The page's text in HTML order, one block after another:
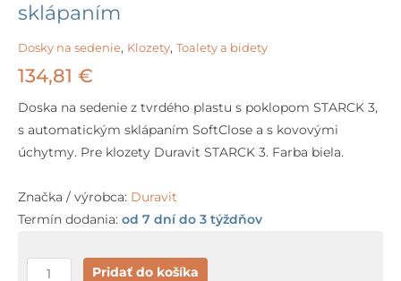
sklápaním
Dosky na sedenie, Klozety, Toalety a bidety
134,81 €
Doska na sedenie z tvrdého plastu s poklopom STARCK 3,
s automatickým sklápaním SoftClose a s kovovými
úchytmy. Pre klozety Duravit STARCK 3. Farba biela.
Značka / výrobca: Duravit
Termín dodania: od 7 dní do 3 týždňov
množstvo
Pridať do košíka